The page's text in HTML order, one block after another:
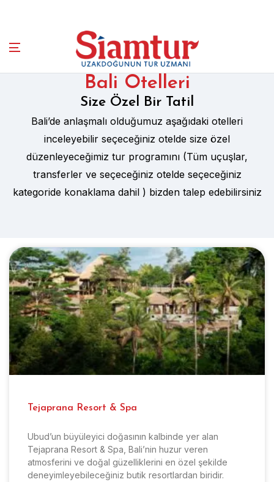
Bali Otelleri
Size Özel Bir Tatil
Bali’de anlaşmalı olduğumuz aşağıdaki otelleri
inceleyebilir seçeceğiniz otelde size özel
düzenleyeceğimiz tur programını (Tüm uçuşlar,
transferler ve seçeceğiniz otelde seçeceğiniz
kategoride konaklama dahil ) bizden talep edebilirsiniz
Tejaprana Resort & Spa
Ubud’un büyüleyici doğasının kalbinde yer alan
Tejaprana Resort & Spa, Bali’nin huzur veren
atmosferini ve doğal güzelliklerini en özel şekilde
deneyimleyebileceğiniz butik resortlardan biridir.